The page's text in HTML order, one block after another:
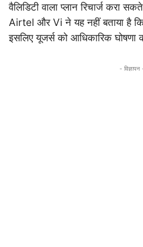
वैलिडिटी वाला प्लान रिचार्ज करा
Airtel और Vi ने यह नहीं बताया है
इसलिए यूजर्स को आधिकारिक घोषणा
- विज्ञापन